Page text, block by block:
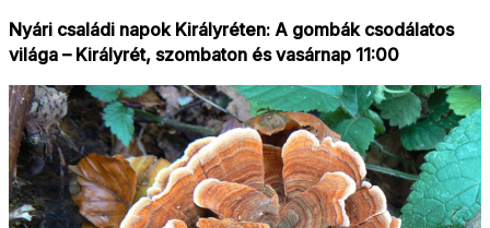
Nyári családi napok Királyréten: A gombák csodálatos
világa – Királyrét, szombaton és vasárnap 11:00